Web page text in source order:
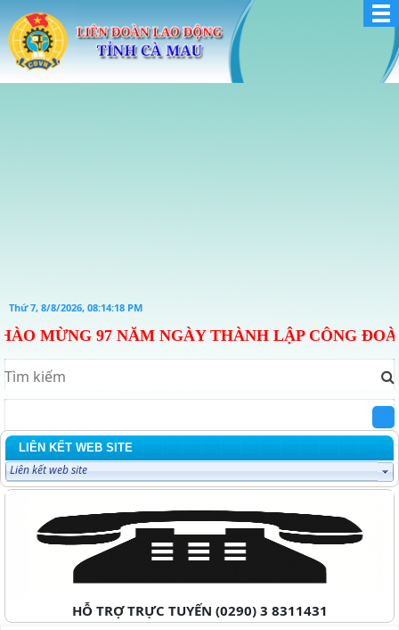
Thứ 7, 8/8/2026, 08:14:18 PM
MỪNG 97 NĂM NGÀY THÀNH LẬP CÔNG ĐOÀN
LIÊN KẾT WEB SITE
HỖ TRỢ TRỰC TUYẾN (0290) 3 8311431